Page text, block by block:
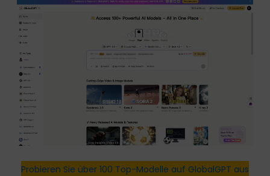
Probieren Sie über 100 Top-Modelle auf GlobalGPT aus